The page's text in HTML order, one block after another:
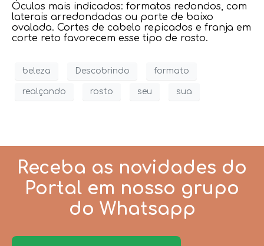
Óculos mais indicados: formatos redondos, com
laterais arredondadas ou parte de baixo
ovalada. Cortes de cabelo repicados e franja em
corte reto favorecem esse tipo de rosto.
beleza Descobrindo formato
realçando rosto seu sua
Receba as novidades do
Portal em nosso grupo
do Whatsapp